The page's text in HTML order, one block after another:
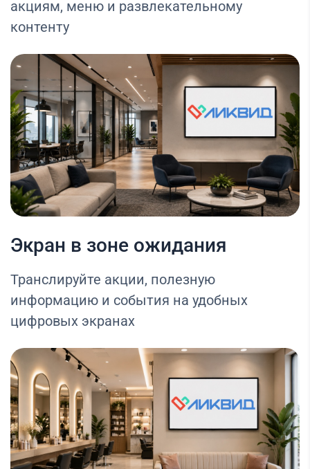
акциям, меню и развлекательному
контенту
Экран в зоне ожидания
Транслируйте акции, полезную
информацию и события на удобных
цифровых экранах